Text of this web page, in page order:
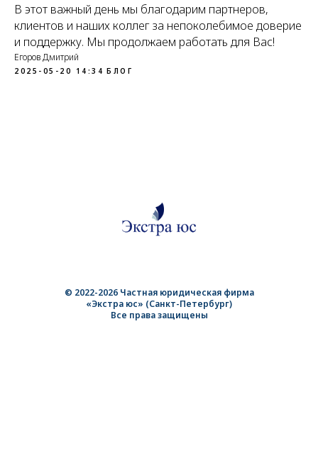
В этот важный день мы благодарим партнеров,
клиентов и наших коллег за непоколебимое доверие
и поддержку. Мы продолжаем работать для Вас!
Егоров Дмитрий
2025-05-20 14:34 БЛОГ
© 2022-2026 Частная юридическая фирма
«Экстра юс» (Санкт-Петербург)
Все права защищены